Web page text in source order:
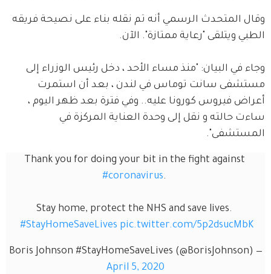
وقال المتحدث الرسمي أنه تم نقله بناء على نصيحة فريقه
الطبي ويتلقى "رعاية ممتازة". الآن.
وجاء في البيان: "منذ مساء الأحد ، دخل رئيس الوزراء إلى
مستشفى سانت توماس في لندن ، بعد أن استمرت
أعراض فيروس كورونا عليه.. وفي فترة بعد ظهر اليوم ،
ساءت حالته و نقل إلى وحدة العناية المركزة في
المستشفى".
Thank you for doing your bit in the fight against
#coronavirus.
Stay home, protect the NHS and save lives.
#StayHomeSaveLives pic.twitter.com/5p2dsucMbK
— Boris Johnson #StayHomeSaveLives (@BorisJohnson)
April 5, 2020